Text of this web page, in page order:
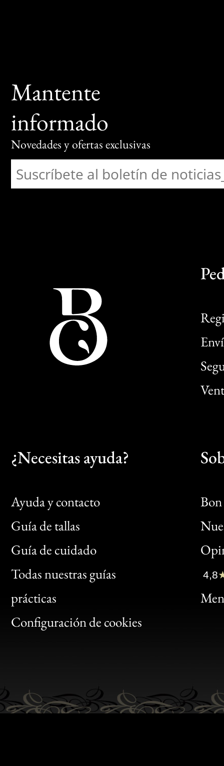
Mantente
informado
Novedades y ofertas exclusivas
¿Necesitas ayuda?
Ayuda y contacto
Guía de tallas
Guía de cuidado
Todas nuestras guías
prácticas
Configuración de cookies
Bon
Clic
Bon
4,8